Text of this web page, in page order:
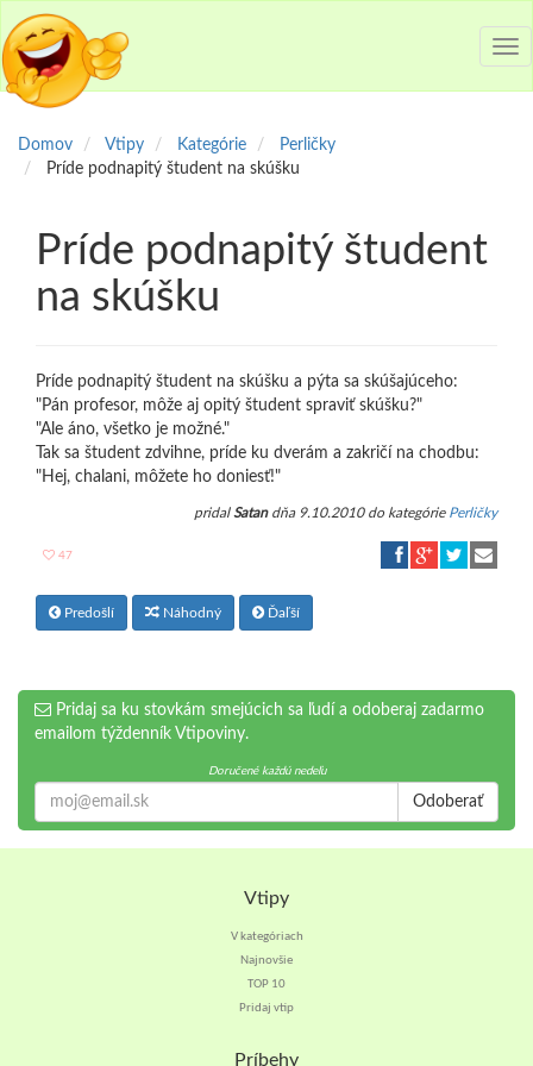
Domov Vtipy Kategórie
Perličky
Príde podnapitý študent na skúšku
Príde podnapitý študent
na skúšku
Príde podnapitý študent na skúšku a pýta sa skúšajúceho:
"Pán profesor, môže aj opitý študent spraviť skúšku?"
"Ale áno, všetko je možné."
Tak sa študent zdvihne, príde ku dverám a zakričí na chodbu:
"Hej, chalani, môžete ho doniesť!"
pridalSatandňa 9.10.2010 do kategórie Perličky
47
Predošlí Náhodný Ďaľší
Pridaj sa ku stovkám smejúcich sa ľudí a odoberaj zadarmo
emailom týždenník Vtipoviny.
Doručené každú nedeľu
Odoberať
Vtipy
V kategóriach
Najnovšie
TOP 10
Pridaj vtip
Príbehy